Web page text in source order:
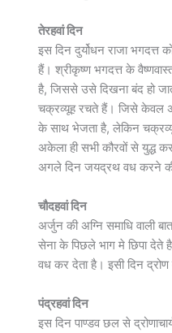
तेरहवां दिन
इस दिन दुर्योधन राजा
हैं। श्रीकृष्ण भगदत्त के
है, जिससे उसे दिखना बंद हो
चक्रव्यूह रचते हैं। जिसे केवल
के साथ भेजता है, लेकिन
अकेला ही सभी कौरवों से युद्ध
अगले दिन जयद्रथ वध करने की
चौदहवां दिन
अर्जुन की अग्नि समाधि वाली
सेना के पिछले भाग मे छिपा देते
वध कर देता है। इसी दिन
पंद्रहवां दिन
इस दिन पाण्डव छल से